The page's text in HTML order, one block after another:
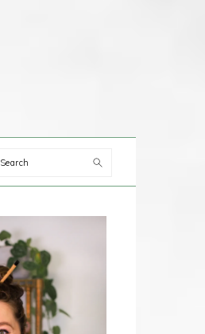
Search